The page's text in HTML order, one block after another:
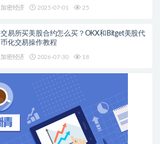
加密经济 2025-07-01 25
交易所买美股合约怎么买？OKX和Bitget美股代
币化交易操作教程
加密经济 2026-07-30 18